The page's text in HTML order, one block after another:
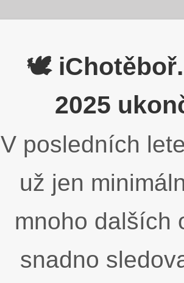
🕊️
2025
V posledních
už jen
mnoho dalších
snadno